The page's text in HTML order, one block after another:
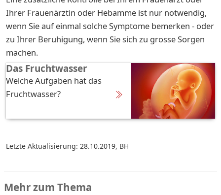
Ihrer Frauenärztin oder Hebamme ist nur notwendig,
wenn Sie auf einmal solche Symptome bemerken - oder
zu Ihrer Beruhigung, wenn Sie sich zu grosse Sorgen
machen.
Das Fruchtwasser
Welche Aufgaben hat das
Fruchtwasser?
Letzte Aktualisierung: 28.10.2019, BH
Mehr zum Thema